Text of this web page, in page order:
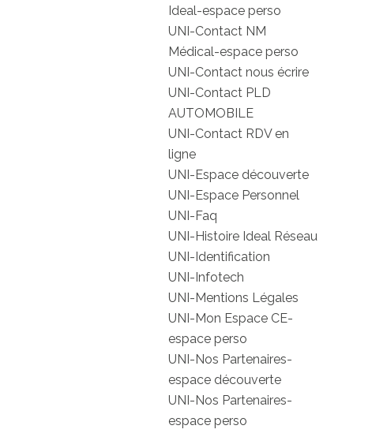
Ideal-espace perso
UNI-Contact NM
Médical-espace perso
UNI-Contact nous écrire
UNI-Contact PLD
AUTOMOBILE
UNI-Contact RDV en
ligne
UNI-Espace découverte
UNI-Espace Personnel
UNI-Faq
UNI-Histoire Ideal Réseau
UNI-Identification
UNI-Infotech
UNI-Mentions Légales
UNI-Mon Espace CE-
espace perso
UNI-Nos Partenaires-
espace découverte
UNI-Nos Partenaires-
espace perso